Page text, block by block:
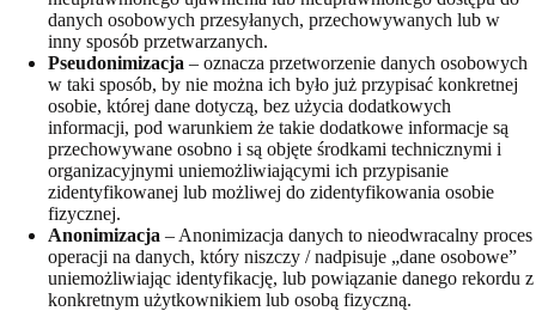
danych osobowych przesyłanych, przechowywanych lub w
inny sposób przetwarzanych.
Pseudonimizacja – oznacza przetworzenie danych osobowych
w taki sposób, by nie można ich było już przypisać konkretnej
osobie, której dane dotyczą, bez użycia dodatkowych
informacji, pod warunkiem że takie dodatkowe informacje są
przechowywane osobno i są objęte środkami technicznymi i
organizacyjnymi uniemożliwiającymi ich przypisanie
zidentyfikowanej lub możliwej do zidentyfikowania osobie
fizycznej.
Anonimizacja – Anonimizacja danych to nieodwracalny proces
operacji na danych, który niszczy / nadpisuje „dane osobowe”
uniemożliwiając identyfikację, lub powiązanie danego rekordu z
konkretnym użytkownikiem lub osobą fizyczną.